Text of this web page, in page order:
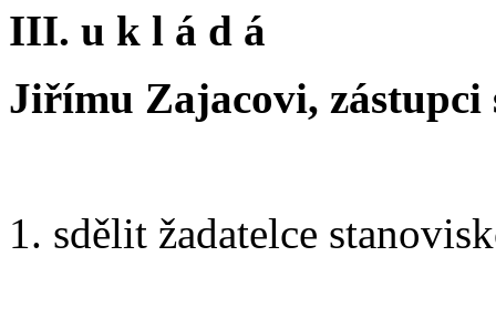
III. u k l á d á
Jiřímu Zajacovi, zástupci
1. sdělit žadatelce